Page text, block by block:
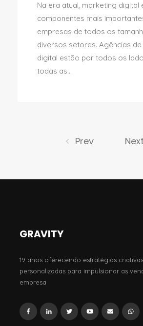
Na era atual, marketing digital
componentes mais
empresas de todos os
diversos setores. Agências
digital estão por todos os
todas as...
Prev Next
GRAVITY
19 anos oferecendo estratégias
personalizadas para impulsionar as
empresa